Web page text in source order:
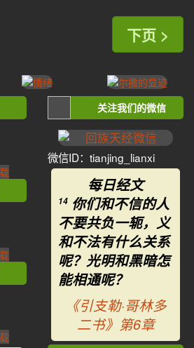
下页 >
关注我们的微信
微信ID：tianjing_lianxi
每日经文
14 你们和不信的人
不要共负一轭，义
和不法有什么关系
呢？光明和黑暗怎
能相通呢？
《引支勒·哥林多
二书》第6章